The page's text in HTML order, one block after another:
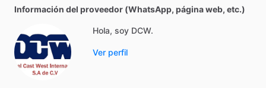
Información del proveedor (WhatsApp, página web, etc.)
Hola, soy DCW.
Ver perfil